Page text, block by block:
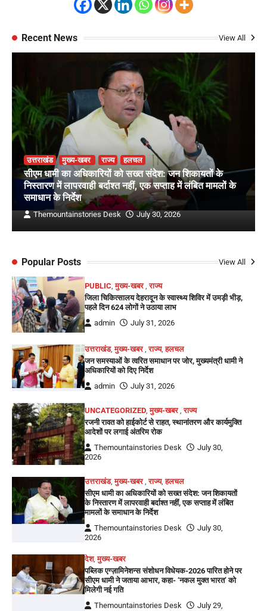
Recent News View All
उत्तराखंड मुख्य-खबर राज्य हलचल
सीएम धामी का अधिकारियों को सख्त संदेश: जन शिकायतों के
निस्तारण में लापरवाही बर्दाश्त नहीं, एक सप्ताह में लंबित मामलों के
समाधान के निर्देश
Themountainstories Desk July 30, 2026
Popular Posts View All
PUBLIC,मुख्य-खबर,राज्य
जिला चिकित्सालय देहरादून के स्वास्थ्य शिविर में उमड़ी भीड़,
पहले दिन 624 लोगों ने उठाया लाभ
admin
July 31, 2026
उत्तराखंड,मुख्य-खबर,राज्य,हलचल
जन समस्याओं के त्वरित समाधान पर जोर, मुख्यमंत्री धामी ने
अधिकारियों को दिए निर्देश
admin
July 31, 2026
UNCATEGORIZED,मुख्य-खबर,राज्य
रजनी रावत को हाईकोर्ट से राहत, स्थानांतरण और कार्यमुक्ति
आदेशों पर लगाई अंतरिम रोक
Themountainstories Desk
July 30,
2026
उत्तराखंड,मुख्य-खबर ,राज्य,हलचल
सीएम धामी का अधिकारियों को सख्त संदेश: जन शिकायतों
के निस्तारण में लापरवाही बर्दाश्त नहीं, एक सप्ताह में लंबित
मामलों के समाधान के निर्देश
Themountainstories Desk
July 30,
2026
देश,मुख्य-खबर
पब्लिक एग्ज़ामिनेशन्स संशोधन विधेयक-2026 पारित होने पर
सीएम धामी ने जताया आभार, कहा- ‘नकल मुक्त भारत’ को
मिलेगी नई गति
Themountainstories Desk
July 29,